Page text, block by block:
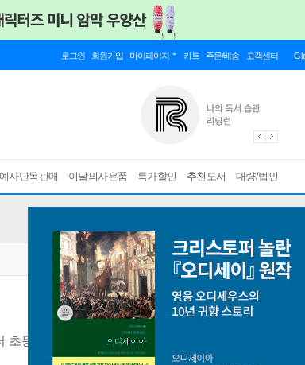
로그인 회원가입 마이페이지 카트 주문/배송 고객센터
예사단독판매 이달의사은품 특가할인 추천도서 대량/법인
초등까지 시기별, 원인별 지도법